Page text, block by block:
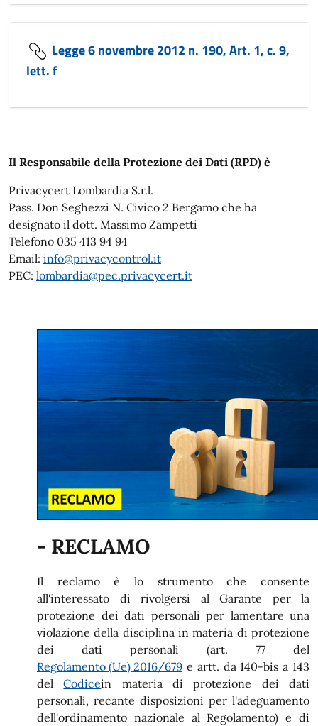
Legge 6 novembre 2012 n. 190, Art. 1, c. 9,
lett. f
Il Responsabile della Protezione dei Dati (RPD) è
Privacycert Lombardia S.r.l.
Pass. Don Seghezzi N. Civico 2 Bergamo che ha
designato il dott. Massimo Zampetti
Telefono 035 413 94 94
Email: info@privacycontrol.it
PEC: lombardia@pec.privacycert.it
- RECLAMO
Il reclamo è lo strumento che consente
all'interessato di rivolgersi al Garante per la
protezione dei dati personali per lamentare una
violazione della disciplina in materia di protezione
dei dati personali (art. 77 del
Regolamento (Ue) 2016/679 e artt. da 140-bis a 143
delCodicein materia di protezione dei dati
personali, recante disposizioni per l'adeguamento
dell'ordinamento nazionale al Regolamento) e di